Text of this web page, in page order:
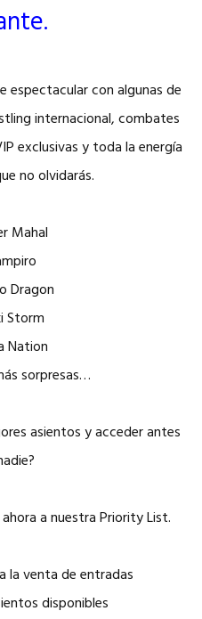
espectacular con algunas de
internacional, combates
exclusivas y toda la energía
no olvidarás.
Mahal
Dragon
Storm
Nation
sorpresas…
asientos y acceder antes
a nuestra Priority List.
la venta de entradas
disponibles